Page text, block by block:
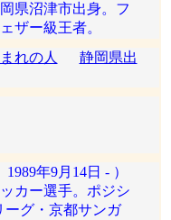
県沼津市出身。フ
ザー級王者。
れの人
静岡県出
年9月14日 - ）
カー選手。ポジシ
ーグ・京都サンガ